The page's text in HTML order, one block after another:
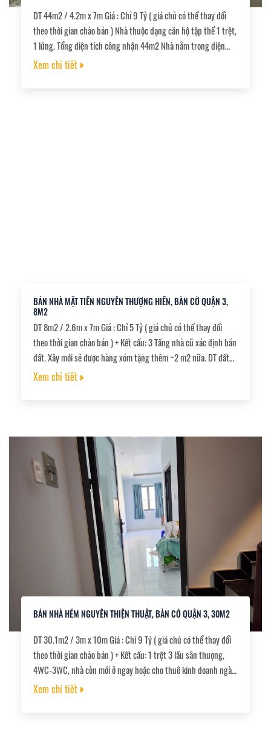
DT 44m2 / 4.2m x 7m Giá : Chỉ 9 Tỷ ( giá chủ có thể thay đổi
theo thời gian chào bán ) Nhà thuộc dạng căn hộ tập thể 1 trệt,
1 lửng. Tổng diện tích công nhận 44m2 Nhà nằm trong diện
tích đất 78m2, gồm 5 nhà, 5 sổ riêng.
Xem chi tiết
BÁN NHÀ MẶT TIỀN NGUYỄN THƯỢNG HIỀN, BÀN CỜ QUẬN 3,
8M2
DT 8m2 / 2.6m x 7m Giá : Chỉ 5 Tỷ ( giá chủ có thể thay đổi
theo thời gian chào bán ) + Kết cấu: 3 Tầng nhà cũ xác định bán
đất. Xây mới sẽ được hàng xóm tặng thêm ~2 m2 nữa. DT đất
20m2, trên sổ 8m2 do chưa cập nhật hết. + Khu vực: P5 là
Xem chi tiết
BÁN NHÀ HẺM NGUYỄN THIỆN THUẬT, BÀN CỜ QUẬN 3, 30M2
DT 30.1m2 / 3m x 10m Giá : Chỉ 9 Tỷ ( giá chủ có thể thay đổi
theo thời gian chào bán ) + Kết cấu: 1 trệt 3 lầu sân thượng,
4WC-3WC, nhà còn mới ở ngay hoặc cho thuê kinh doanh ngày
đêm, + Cách 2 bước ra Mặt tiền ngay trung tâm chợ Bàn Cờ -
Xem chi tiết